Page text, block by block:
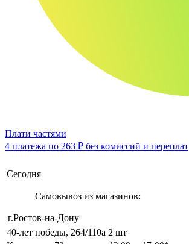
Плати частями
4 платежа по 263 ₽ без комиссий и переплат
Сегодня
Самовывоз из магазинов:
г.Ростов-на-Дону
40-лет победы, 264/110а 2 шт